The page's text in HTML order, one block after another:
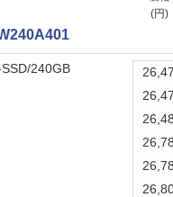
(円)
240GB